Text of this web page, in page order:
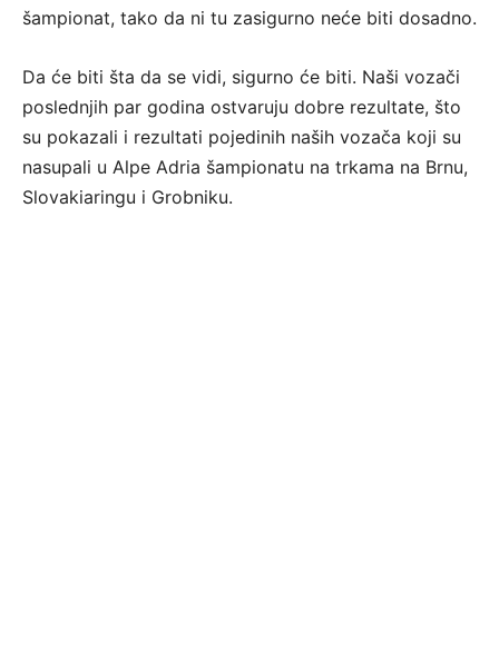
šampionat, tako da ni tu zasigurno neće biti dosadno.
Da će biti šta da se vidi, sigurno će biti. Naši vozači
poslednjih par godina ostvaruju dobre rezultate, što
su pokazali i rezultati pojedinih naših vozača koji su
nasupali u Alpe Adria šampionatu na trkama na Brnu,
Slovakiaringu i Grobniku.